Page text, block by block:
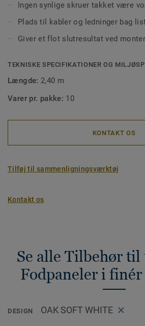
Ingen synlige skruer takket være
Plads til kabler og ledninger bag
Giver et flot slutresultat ved
TEKNISKE SPECIFIKATIONER OG
Længde: 2,40 m
Varer pr. pakke: 10
KONTAKT OS
Tilføj til sammenligningsværktøj
Kontakt os
Se alle Tilbehør
Fodpaneler i
DESIGN OAK SOFT WHITE